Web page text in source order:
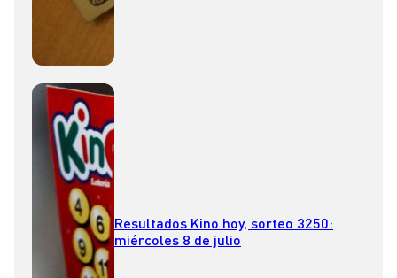
Resultados Kino hoy, sorteo 3250:
miércoles 8 de julio